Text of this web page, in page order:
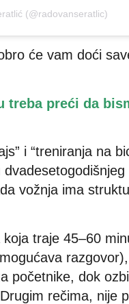
(@radovanseratlic)
će vam doći
preći da
i “treniranja na
vožnja ima
traje 45–60
početnike, dok
rečima, nije